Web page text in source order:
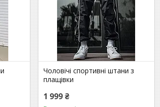
Чоловічі спортивні штани з
плащівки
1 999 ₴